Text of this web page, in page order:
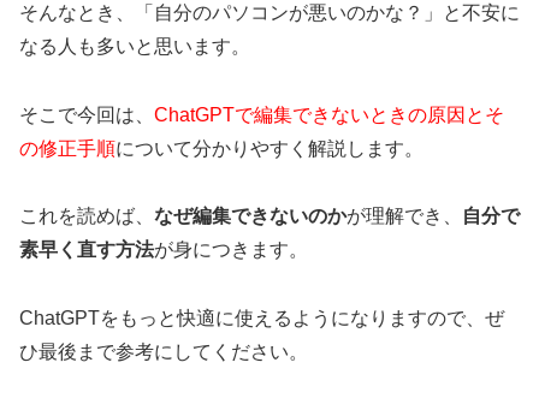
そんなとき、「自分のパソコンが悪いのかな？」と不安に
なる人も多いと思います。
そこで今回は、 ChatGPTで編集できないときの原因とそ
の修正手順について分かりやすく解説します。
これを読めば、 なぜ編集できないのかが理解でき、
自分で
素早く直す方法が身につきます。
ChatGPTをもっと快適に使えるようになりますので、ぜ
ひ最後まで参考にしてください。